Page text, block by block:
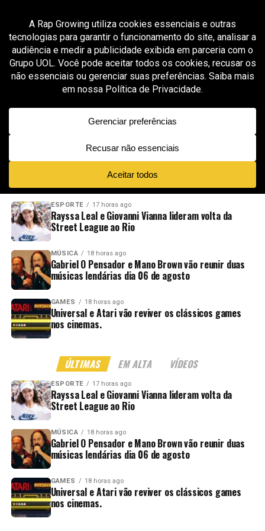
All posts tagged "nova geração do rap político"
GROOVER X RAP GROWING 8 meses ago
RMalves acerta em cheio com a força do rap
de protesto em “Sol Vermelho”
NOVIDADES EM ALTA VÍDEOS
ESPORTE 17 horas ago
Rayssa Leal e Giovanni Vianna lideram volta da
Street League ao Rio
MÚSICA 18 horas ago
Gabriel O Pensador e Mano Brown vão reunir duas
músicas lendárias dia 06 de agosto
GAMES 18 horas ago
Universal e Atari vão reviver os clássicos games
nos cinemas.
ÚLTIMAS EM ALTA VÍDEOS
ESPORTE 17 horas ago
Rayssa Leal e Giovanni Vianna lideram volta da
Street League ao Rio
MÚSICA 18 horas ago
Gabriel O Pensador e Mano Brown vão reunir duas
músicas lendárias dia 06 de agosto
GAMES 18 horas ago
Universal e Atari vão reviver os clássicos games
nos cinemas.